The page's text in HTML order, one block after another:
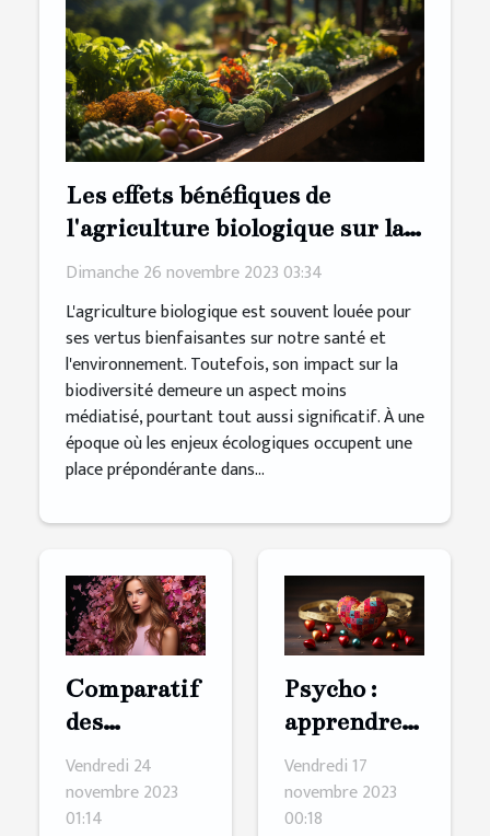
Les effets bénéfiques de
l'agriculture biologique sur la
préservation de la biodiversité
Dimanche 26 novembre 2023 03:34
L'agriculture biologique est souvent louée pour
ses vertus bienfaisantes sur notre santé et
l'environnement. Toutefois, son impact sur la
biodiversité demeure un aspect moins
médiatisé, pourtant tout aussi significatif. À une
époque où les enjeux écologiques occupent une
place prépondérante dans...
Comparatif
des
ingrédients
clés dans les
shampoings
Vendredi 24
novembre 2023
01:14
Psycho :
apprendre à
s'aimer
pour mieux
maigrir
Vendredi 17
novembre 2023
00:18